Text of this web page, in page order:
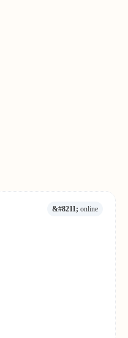
&#8211; online